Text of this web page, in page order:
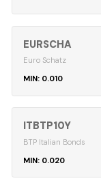
EURSCHA
Euro Schatz
0.010
ITBTP10Y
BTP Italian Bonds
0.020